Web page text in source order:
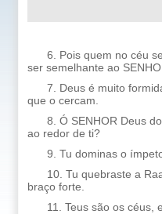
6. Pois quem no céu
ser semelhante ao
7. Deus é muito
que o cercam.
8. Ó SENHOR Deus
ao redor de ti?
9. Tu dominas o
10. Tu quebraste a
braço forte.
11. Teus são os céus,